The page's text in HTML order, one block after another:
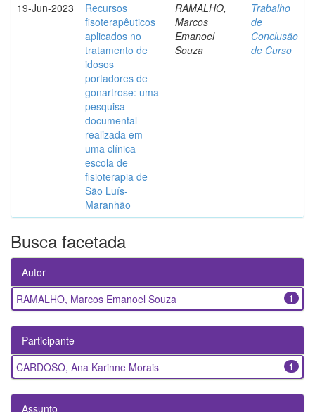
19-Jun-2023
Recursos
fisoterapêuticos
aplicados no
tratamento de
idosos
portadores de
gonartrose: uma
pesquisa
documental
realizada em
uma clínica
escola de
fisioterapia de
São Luís-
Maranhão
RAMALHO,
Marcos
Emanoel
Souza
Trabalho
de
Conclusão
de Curso
Busca facetada
Autor
1
RAMALHO, Marcos Emanoel Souza
Participante
1
CARDOSO, Ana Karinne Morais
Assunto